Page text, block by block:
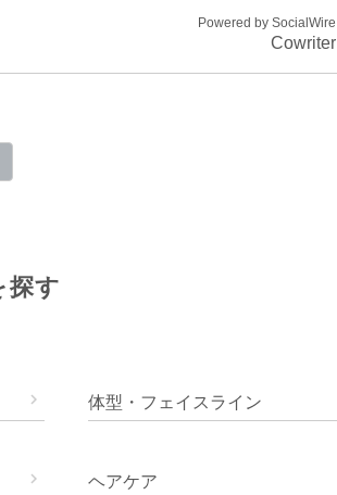
Powered by SocialWire
Cowriter
探す
 体型・フェイスライン
 ヘアケア